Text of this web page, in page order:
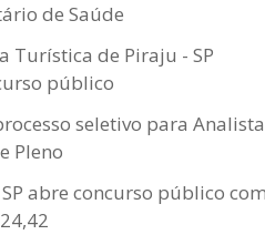
de Saúde
Turística de Piraju - SP
público
seletivo para Analista
Pleno
abre concurso público